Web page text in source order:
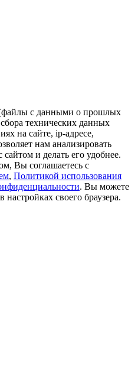
(файлы с данными о прошлых
технических данных
на сайте, ip-адресе,
нам анализировать
и делать его удобнее.
Вы соглашаетесь с
, Политикой использования
. Вы можете
настройках своего браузера.